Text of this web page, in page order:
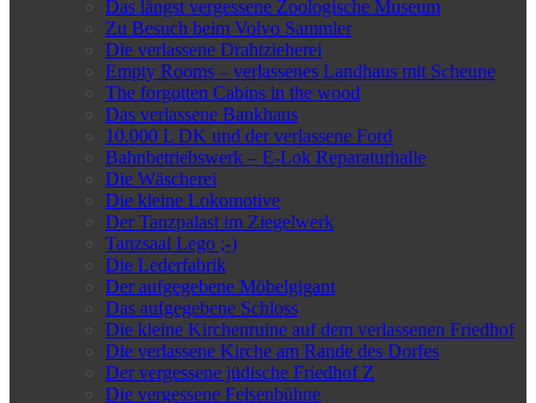
Das längst vergessene Zoologische Museum
Zu Besuch beim Volvo Sammler
Die verlassene Drahtzieherei
Empty Rooms – verlassenes Landhaus mit Scheune
The forgotten Cabins in the wood
Das verlassene Bankhaus
10.000 L DK und der verlassene Ford
Bahnbetriebswerk – E-Lok Reparaturhalle
Die Wäscherei
Die kleine Lokomotive
Der Tanzpalast im Ziegelwerk
Tanzsaal Lego ;-)
Die Lederfabrik
Der aufgegebene Möbelgigant
Das aufgegebene Schloss
Die kleine Kirchenruine auf dem verlassenen Friedhof
Die verlassene Kirche am Rande des Dorfes
Der vergessene jüdische Friedhof Z
Die vergessene Felsenbühne